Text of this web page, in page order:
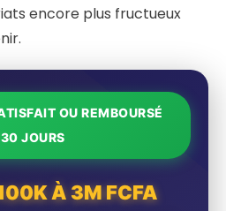
encore plus fructueux
OU REMBOURSÉ
30 JOURS
À 3M FCFA